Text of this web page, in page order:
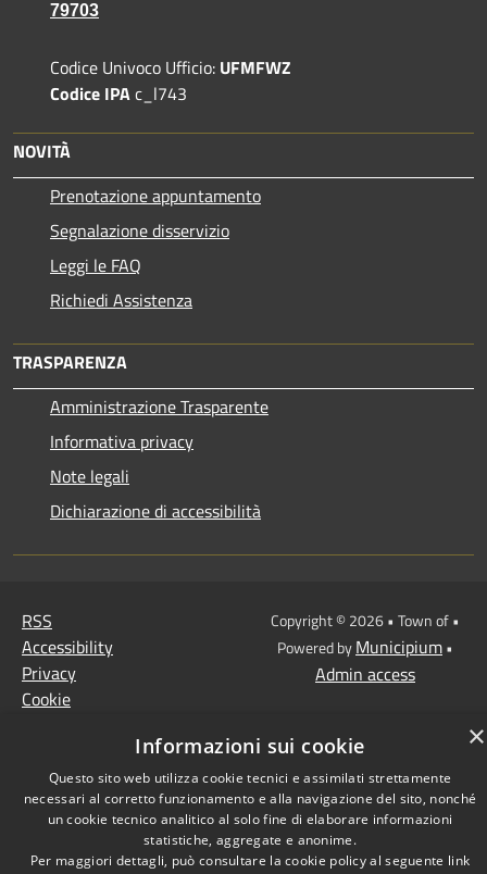
79703
Codice Univoco Ufficio: UFMFWZ
Codice IPAc_l743
NOVITÀ
Prenotazione appuntamento
Segnalazione disservizio
Leggi le FAQ
Richiedi Assistenza
TRASPARENZA
Amministrazione Trasparente
Informativa privacy
Note legali
Dichiarazione di accessibilità
RSS
Accessibility
Privacy
Cookie
Copyright © 2026 • Town of •
Powered byMunicipium•
Admin access
×
Informazioni sui cookie
Questo sito web utilizza cookie tecnici e assimilati strettamente
necessari al corretto funzionamento e alla navigazione del sito, nonché
un cookie tecnico analitico al solo fine di elaborare informazioni
statistiche, aggregate e anonime.
Per maggiori dettagli, può consultare la cookie policy al seguente link